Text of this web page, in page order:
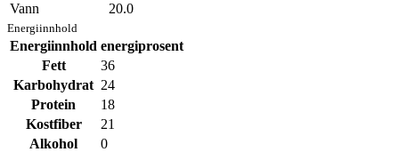
Vann
20.0
Energiinnhold
Energiinnhold energiprosent
Fett
36
Karbohydrat 24
Protein
18
Kostfiber
21
Alkohol
0